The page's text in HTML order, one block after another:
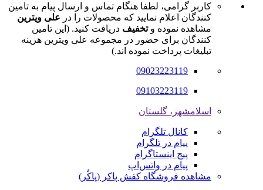
کاربر گرامی، لطفا هنگام تماس و ارسال پیام به تامین
کنندگان اعلام نمایید که محصولات را در علی ویترین
مشاهده نموده وتخفیف دریافت کنید. (این تامین
کنندگان برای حضور در مجموعه علی ویترین هزینه
تبلیغات پرداخت نموده اند.)
09023223119
09103223119
اسلامشهر، گلستان
کانال تلگرام
پیام در تلگرام
پیج اینستاگرام
پیام در واتس‌اپ
مشاهده فروشگاه کفش پاکر (پاکُر)